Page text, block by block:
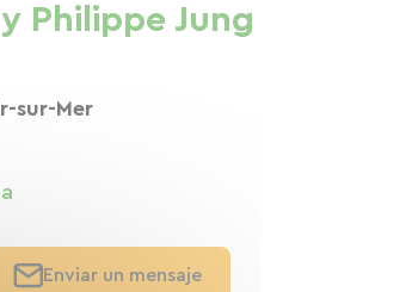
Philippe Jung
sur-Mer
Enviar un mensaje